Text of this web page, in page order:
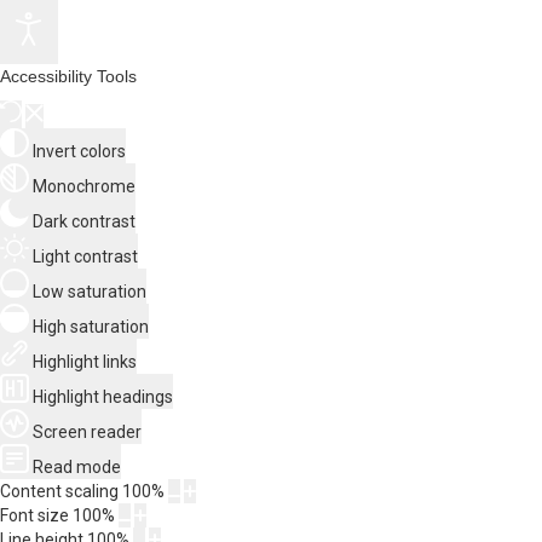
Accessibility Tools
Invert colors
Monochrome
Dark contrast
Light contrast
Low saturation
High saturation
Highlight links
Highlight headings
Screen reader
Read mode
Content scaling 100%
Font size 100%